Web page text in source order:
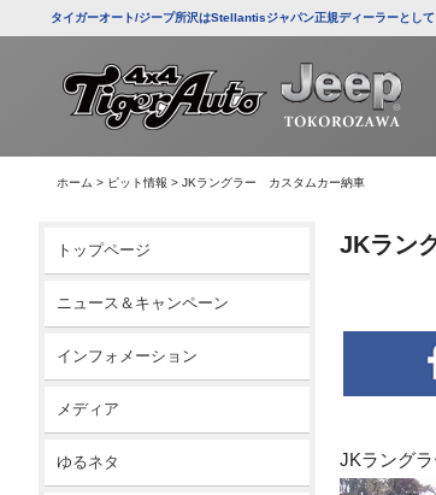
タイガーオート/ジープ所沢はStellantisジャパン正規ディーラーとし
ホーム > ピット情報 > JKラングラー カスタムカー納車
トップページ
ニュース＆キャンペーン
インフォメーション
メディア
ゆるネタ
JKラン
JKラング